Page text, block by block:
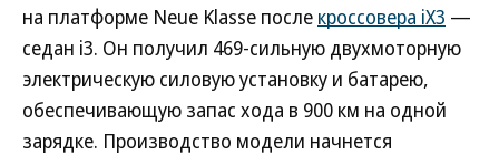
на платформе Neue Klasse после кроссовера iX3 —
седан i3. Он получил 469-сильную двухмоторную
электрическую силовую установку и батарею,
обеспечивающую запас хода в 900 км на одной
зарядке. Производство модели начнется